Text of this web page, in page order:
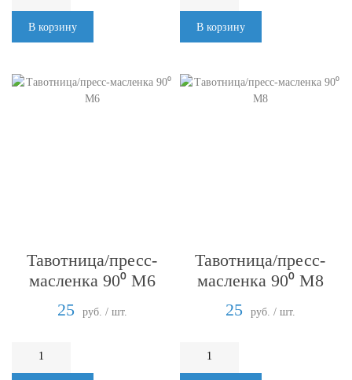
В корзину В корзину
Тавотница/пресс-
масленка 90⁰ М6
25
руб. / шт.
Тавотница/пресс-
масленка 90⁰ М8
25
руб. / шт.